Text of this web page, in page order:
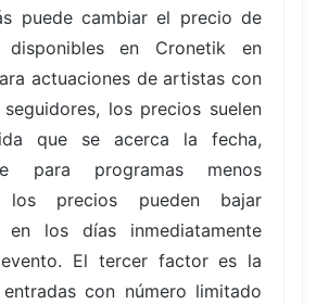
puede cambiar el precio de
disponibles en Cronetik en
actuaciones de artistas con
los precios suelen
que se acerca la fecha,
para programas menos
los precios pueden bajar
en los días inmediatamente
El tercer factor es la
con número limitado